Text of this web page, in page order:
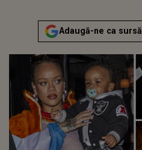
Adaugă-ne ca